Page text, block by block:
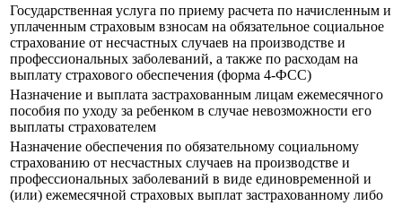
Государственная услуга по приему расчета по начисленным и
уплаченным страховым взносам на обязательное социальное
страхование от несчастных случаев на производстве и
профессиональных заболеваний, а также по расходам на
выплату страхового обеспечения (форма 4-ФСС)
Назначение и выплата застрахованным лицам ежемесячного
пособия по уходу за ребенком в случае невозможности его
выплаты страхователем
Назначение обеспечения по обязательному социальному
страхованию от несчастных случаев на производстве и
профессиональных заболеваний в виде единовременной и
(или) ежемесячной страховых выплат застрахованному либо